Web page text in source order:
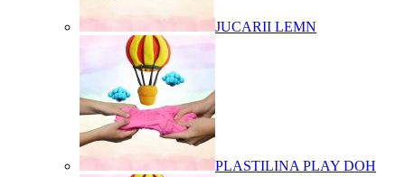
JUCARII LEMN
PLASTILINA PLAY DOH